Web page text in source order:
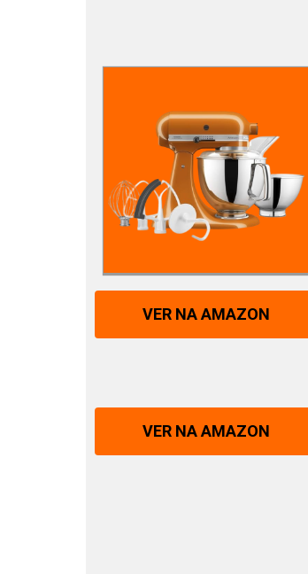
VER NA AMAZON
VER NA AMAZON